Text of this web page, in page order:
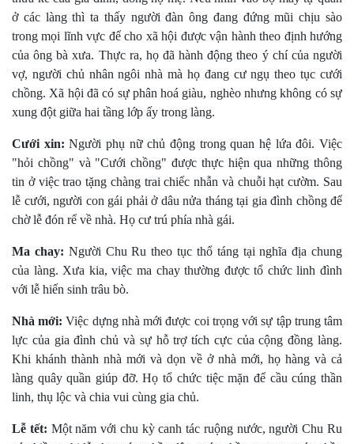
ở các làng thì ta thấy người đàn ông đang đứng mũi chịu sào
trong mọi lĩnh vực để cho xã hội được vận hành theo định hướng
của ông bà xưa. Thực ra, họ đã hành động theo ý chí của người
vợ, người chủ nhân ngôi nhà mà họ đang cư ngụ theo tục cưới
chồng. Xã hội đã có sự phân hoá giàu, nghèo nhưng không có sự
xung đột giữa hai tầng lớp ấy trong làng.
Cưới xin: Người phụ nữ chủ động trong quan hệ lứa đôi. Việc
"hỏi chồng" và "Cưới chồng" được thực hiện qua những thông
tin ở việc trao tặng chàng trai chiếc nhẫn và chuỗi hạt cườm. Sau
lễ cưới, người con gái phải ở dâu nửa tháng tại gia đình chồng để
chờ lễ đón rể về nhà. Họ cư trú phía nhà gái.
Ma chay: Người Chu Ru theo tục thổ táng tại nghĩa địa chung
của làng. Xưa kia, việc ma chay thường được tổ chức linh đình
với lễ hiến sinh trâu bò.
Nhà mới: Việc dựng nhà mới được coi trọng với sự tập trung tâm
lực của gia đình chủ và sự hỗ trợ tích cực của cộng đồng làng.
Khi khánh thành nhà mới và dọn về ở nhà mới, họ hàng và cả
làng quây quần giúp đỡ. Họ tổ chức tiệc mặn để cầu cúng thần
linh, thụ lộc và chia vui cùng gia chủ.
Lễ tết: Một năm với chu kỳ canh tác ruộng nước, người Chu Ru